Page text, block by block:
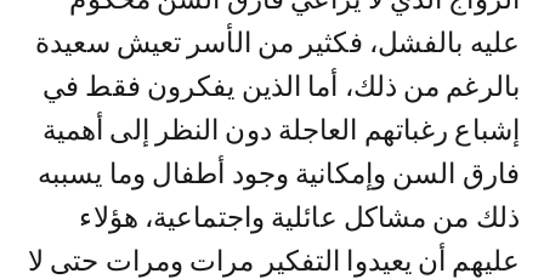
عليه بالفشل، فكثير من الأسر تعيش سعيدة
بالرغم من ذلك، أما الذين يفكرون فقط في
إشباع رغباتهم العاجلة دون النظر إلى أهمية
فارق السن وإمكانية وجود أطفال وما يسببه
ذلك من مشاكل عائلية واجتماعية، هؤلاء
عليهم أن يعيدوا التفكير مرات ومرات حتى لا